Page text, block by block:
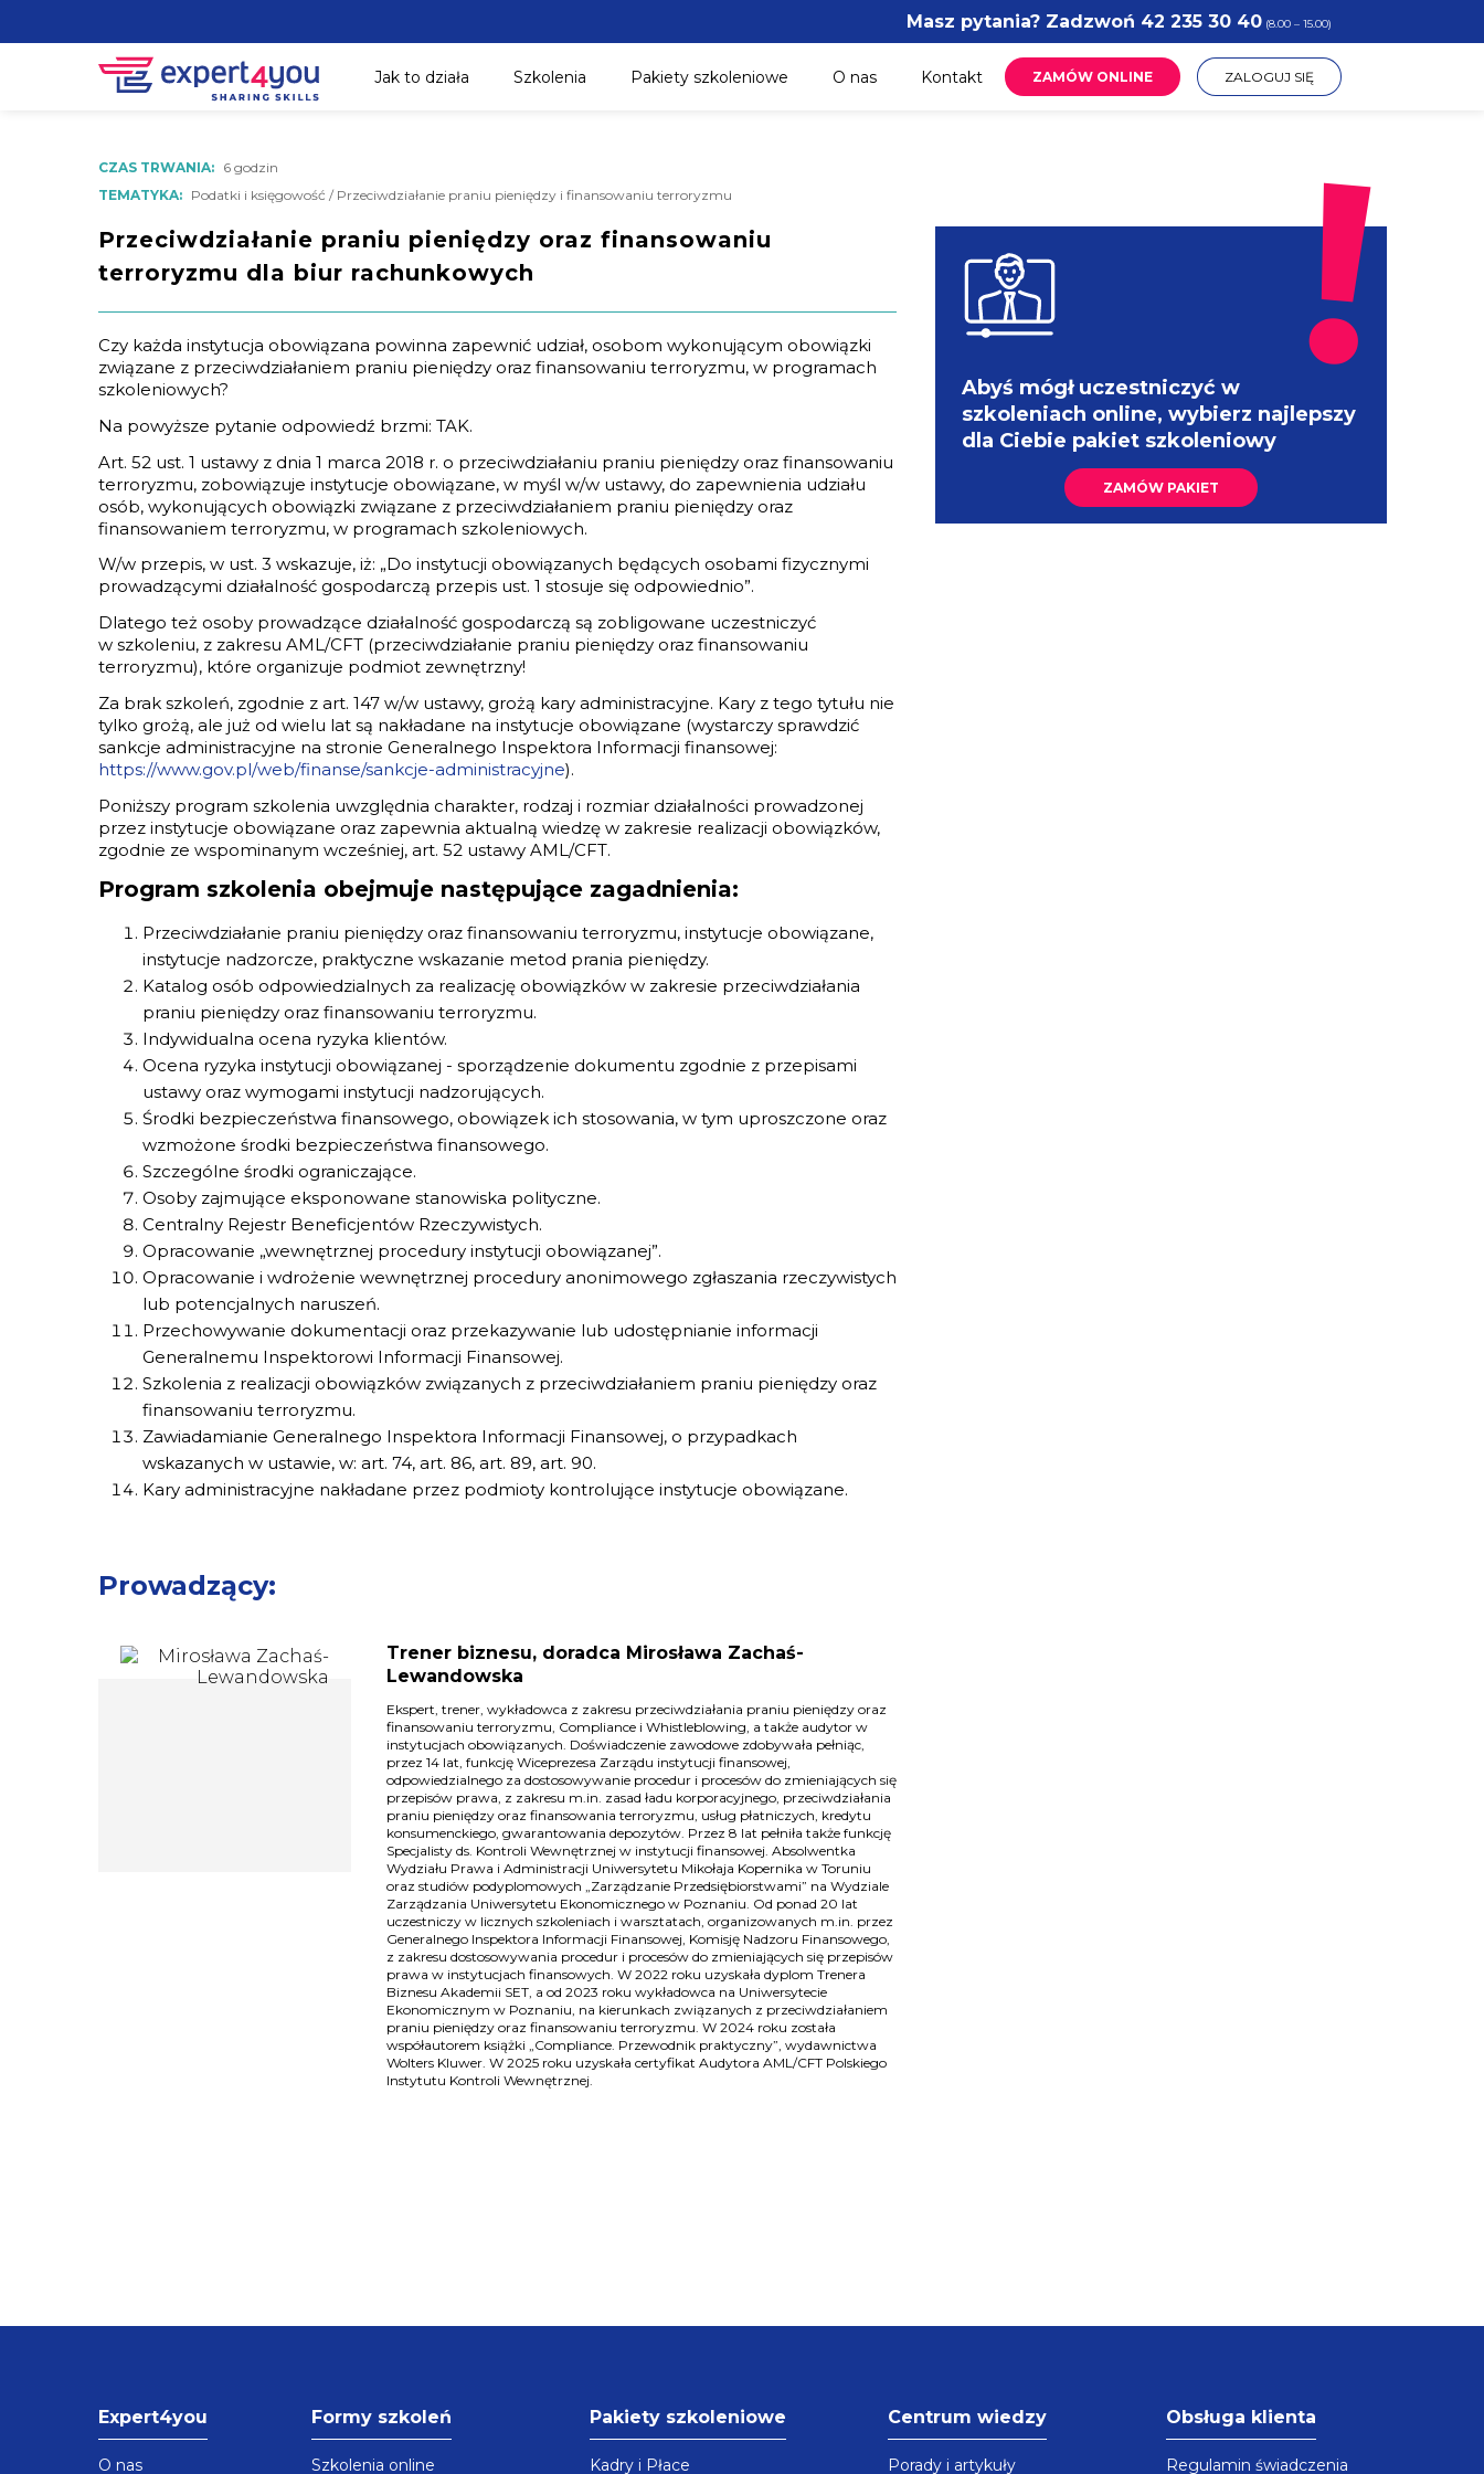
Masz pytania? Zadzwoń 42 235 30 40(8.00 – 15.00)
Jak to działa Szkolenia Pakiety szkoleniowe O nas Kontakt ZAMÓW ONLINE ZALOGUJ SIĘ
CZAS TRWANIA:
6 godzin
TEMATYKA:
Podatki i księgowość / Przeciwdziałanie praniu pieniędzy i finansowaniu terroryzmu
Przeciwdziałanie praniu pieniędzy oraz finansowaniu
terroryzmu dla biur rachunkowych
Czy każda instytucja obowiązana powinna zapewnić udział, osobom wykonującym obowiązki
związane z przeciwdziałaniem praniu pieniędzy oraz finansowaniu terroryzmu, w programach
szkoleniowych?
Na powyższe pytanie odpowiedź brzmi: TAK.
Art. 52 ust. 1 ustawy z dnia 1 marca 2018 r. o przeciwdziałaniu praniu pieniędzy oraz finansowaniu
terroryzmu, zobowiązuje instytucje obowiązane, w myśl w/w ustawy, do zapewnienia udziału
osób, wykonujących obowiązki związane z przeciwdziałaniem praniu pieniędzy oraz
finansowaniem terroryzmu, w programach szkoleniowych.
W/w przepis, w ust. 3 wskazuje, iż: „Do instytucji obowiązanych będących osobami fizycznymi
prowadzącymi działalność gospodarczą przepis ust. 1 stosuje się odpowiednio”.
Dlatego też osoby prowadzące działalność gospodarczą są zobligowane uczestniczyć
w szkoleniu, z zakresu AML/CFT (przeciwdziałanie praniu pieniędzy oraz finansowaniu
terroryzmu), które organizuje podmiot zewnętrzny!
Za brak szkoleń, zgodnie z art. 147 w/w ustawy, grożą kary administracyjne. Kary z tego tytułu nie
tylko grożą, ale już od wielu lat są nakładane na instytucje obowiązane (wystarczy sprawdzić
sankcje administracyjne na stronie Generalnego Inspektora Informacji finansowej:
https://www.gov.pl/web/finanse/sankcje-administracyjne).
Poniższy program szkolenia uwzględnia charakter, rodzaj i rozmiar działalności prowadzonej
przez instytucje obowiązane oraz zapewnia aktualną wiedzę w zakresie realizacji obowiązków,
zgodnie ze wspominanym wcześniej, art. 52 ustawy AML/CFT.
Program szkolenia obejmuje następujące zagadnienia:
Przeciwdziałanie praniu pieniędzy oraz finansowaniu terroryzmu, instytucje obowiązane,
instytucje nadzorcze, praktyczne wskazanie metod prania pieniędzy.
Katalog osób odpowiedzialnych za realizację obowiązków w zakresie przeciwdziałania
praniu pieniędzy oraz finansowaniu terroryzmu.
Indywidualna ocena ryzyka klientów.
Ocena ryzyka instytucji obowiązanej - sporządzenie dokumentu zgodnie z przepisami
ustawy oraz wymogami instytucji nadzorujących.
Środki bezpieczeństwa finansowego, obowiązek ich stosowania, w tym uproszczone oraz
wzmożone środki bezpieczeństwa finansowego.
Szczególne środki ograniczające.
Osoby zajmujące eksponowane stanowiska polityczne.
Centralny Rejestr Beneficjentów Rzeczywistych.
Opracowanie „wewnętrznej procedury instytucji obowiązanej”.
Opracowanie i wdrożenie wewnętrznej procedury anonimowego zgłaszania rzeczywistych
lub potencjalnych naruszeń.
Przechowywanie dokumentacji oraz przekazywanie lub udostępnianie informacji
Generalnemu Inspektorowi Informacji Finansowej.
Szkolenia z realizacji obowiązków związanych z przeciwdziałaniem praniu pieniędzy oraz
finansowaniu terroryzmu.
Zawiadamianie Generalnego Inspektora Informacji Finansowej, o przypadkach
wskazanych w ustawie, w: art. 74, art. 86, art. 89, art. 90.
Kary administracyjne nakładane przez podmioty kontrolujące instytucje obowiązane.
Prowadzący:
Trener biznesu, doradca Mirosława Zachaś-
Lewandowska
Ekspert, trener, wykładowca z zakresu przeciwdziałania praniu pieniędzy oraz
finansowaniu terroryzmu, Compliance i Whistleblowing, a także audytor w
instytucjach obowiązanych. Doświadczenie zawodowe zdobywała pełniąc,
przez 14 lat, funkcję Wiceprezesa Zarządu instytucji finansowej,
odpowiedzialnego za dostosowywanie procedur i procesów do zmieniających się
przepisów prawa, z zakresu m.in. zasad ładu korporacyjnego, przeciwdziałania
praniu pieniędzy oraz finansowania terroryzmu, usług płatniczych, kredytu
konsumenckiego, gwarantowania depozytów. Przez 8 lat pełniła także funkcję
Specjalisty ds. Kontroli Wewnętrznej w instytucji finansowej. Absolwentka
Wydziału Prawa i Administracji Uniwersytetu Mikołaja Kopernika w Toruniu
oraz studiów podyplomowych „Zarządzanie Przedsiębiorstwami” na Wydziale
Zarządzania Uniwersytetu Ekonomicznego w Poznaniu. Od ponad 20 lat
uczestniczy w licznych szkoleniach i warsztatach, organizowanych m.in. przez
Generalnego Inspektora Informacji Finansowej, Komisję Nadzoru Finansowego,
z zakresu dostosowywania procedur i procesów do zmieniających się przepisów
prawa w instytucjach finansowych. W 2022 roku uzyskała dyplom Trenera
Biznesu Akademii SET, a od 2023 roku wykładowca na Uniwersytecie
Ekonomicznym w Poznaniu, na kierunkach związanych z przeciwdziałaniem
praniu pieniędzy oraz finansowaniu terroryzmu. W 2024 roku została
współautorem książki „Compliance. Przewodnik praktyczny”, wydawnictwa
Wolters Kluwer. W 2025 roku uzyskała certyfikat Audytora AML/CFT Polskiego
Instytutu Kontroli Wewnętrznej.
Abyś mógł uczestniczyć w
szkoleniach online, wybierz najlepszy
dla Ciebie pakiet szkoleniowy
ZAMÓW PAKIET
Expert4you
O nas
Formy szkoleń
Szkolenia online
Pakiety szkoleniowe
Kadry i Płace
Centrum wiedzy
Porady i artykuły
Obsługa klienta
Regulamin świadczenia